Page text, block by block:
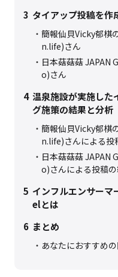
3 タイアップ投稿を作
簡報仙貝Vicky郁棋
n.life)さん
日本菇菇菇
o)さん
4 温泉施設が実施した
グ施策の結果と分析
簡報仙貝Vicky郁棋
n.life)さんによる投
日本菇菇菇
o)さんによる投稿
5 インフルエンサー
elとは
6 まとめ
あなたにおすすめ